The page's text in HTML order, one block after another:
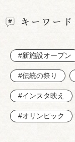
キーワード
#新施設オープン
#伝統の祭り
#インスタ映え
#オリンピック